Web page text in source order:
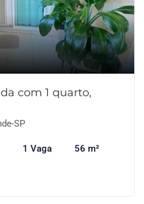
com 1 quarto,
SP
1 Vaga 56 m²